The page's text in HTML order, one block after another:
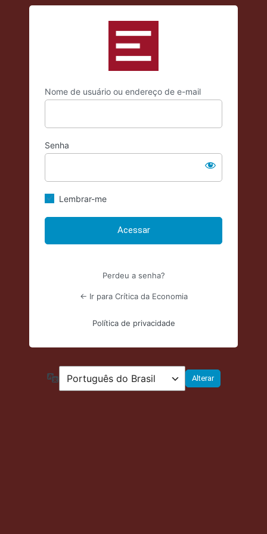
Acessar
Nome de usuário ou endereço de e-mail
Senha
Lembrar-me
Perdeu a senha?
← Ir para Crítica da Economia
Política de privacidade
Idioma